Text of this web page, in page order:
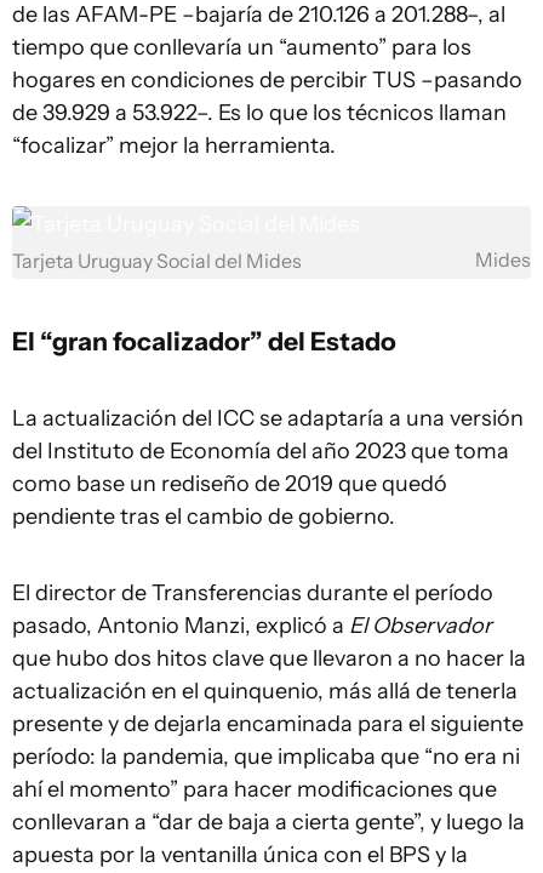
de las AFAM-PE –bajaría de 210.126 a 201.288–, al
tiempo que conllevaría un “aumento” para los
hogares en condiciones de percibir TUS –pasando
de 39.929 a 53.922–. Es lo que los técnicos llaman
“focalizar” mejor la herramienta.
Tarjeta Uruguay Social del Mides Mides
El “gran focalizador” del Estado
La actualización del ICC se adaptaría a una versión
del Instituto de Economía del año 2023 que toma
como base un rediseño de 2019 que quedó
pendiente tras el cambio de gobierno.
El director de Transferencias durante el período
pasado, Antonio Manzi, explicó a El Observador
que hubo dos hitos clave que llevaron a no hacer la
actualización en el quinquenio, más allá de tenerla
presente y de dejarla encaminada para el siguiente
período: la pandemia, que implicaba que “no era ni
ahí el momento” para hacer modificaciones que
conllevaran a “dar de baja a cierta gente”, y luego la
apuesta por la ventanilla única con el BPS y la